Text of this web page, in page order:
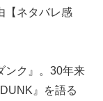
【ネタバレ感
ンク』。30年来
』を語る